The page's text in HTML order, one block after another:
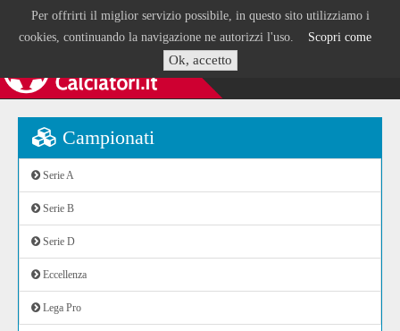
Per offrirti il miglior servizio possibile, in questo sito utilizziamo i
cookies, continuando la navigazione ne autorizzi l'uso. Scopri come
Ok, accetto
Campionati
Serie A
Serie B
Serie D
Eccellenza
Lega Pro